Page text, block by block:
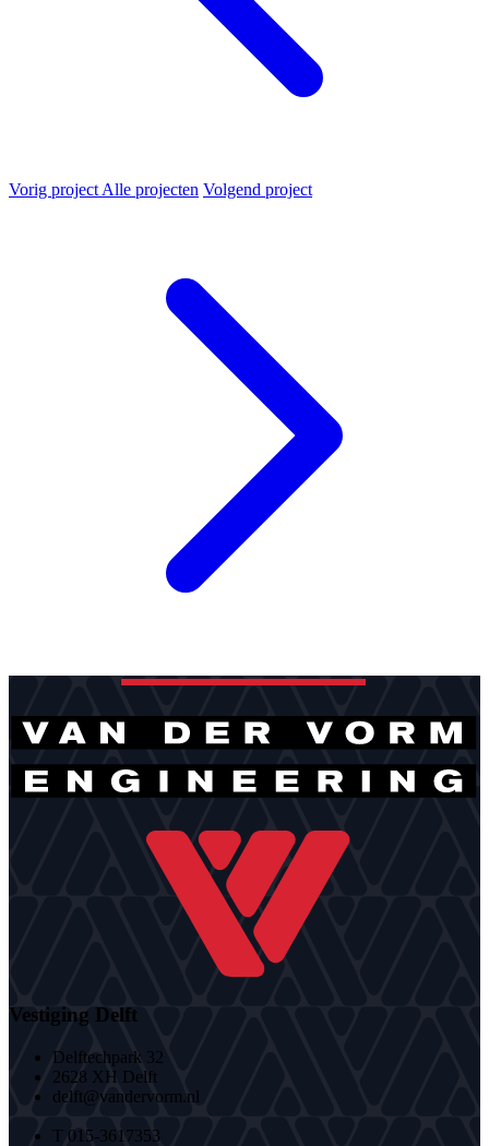
Vorig project Alle projecten Volgend project
Vestiging Delft
Delftechpark 32
2628 XH Delft
delft@vandervorm.nl
T 015-3617353